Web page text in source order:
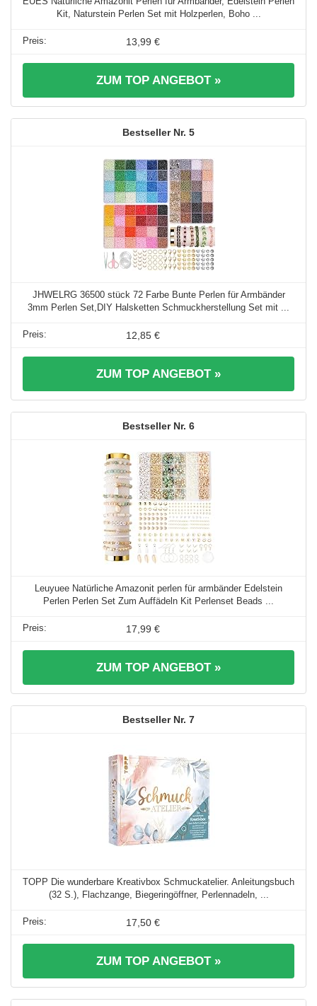
Kit, Naturstein Perlen Set mit Holzperlen, Boho ...
13,99 €
ZUM TOP ANGEBOT »
5
JHWELRG 36500 stück 72 Farbe Bunte Perlen für Armbänder
3mm Perlen Set,DIY Halsketten Schmuckherstellung Set mit ...
12,85 €
ZUM TOP ANGEBOT »
6
Leuyuee Natürliche Amazonit perlen für armbänder Edelstein
Perlen Perlen Set Zum Auffädeln Kit Perlenset Beads ...
17,99 €
ZUM TOP ANGEBOT »
7
TOPP Die wunderbare Kreativbox Schmuckatelier. Anleitungsbuch
(32 S.), Flachzange, Biegeringöffner, Perlennadeln, ...
17,50 €
ZUM TOP ANGEBOT »